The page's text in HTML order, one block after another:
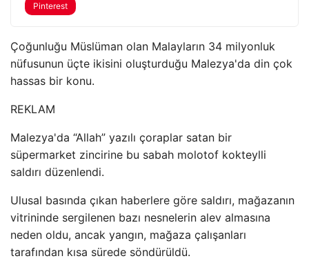
Pinterest
Çoğunluğu Müslüman olan Malayların 34 milyonluk
nüfusunun üçte ikisini oluşturduğu Malezya'da din çok
hassas bir konu.
REKLAM
Malezya'da “Allah” yazılı çoraplar satan bir
süpermarket zincirine bu sabah molotof kokteylli
saldırı düzenlendi.
Ulusal basında çıkan haberlere göre saldırı, mağazanın
vitrininde sergilenen bazı nesnelerin alev almasına
neden oldu, ancak yangın, mağaza çalışanları
tarafından kısa sürede söndürüldü.